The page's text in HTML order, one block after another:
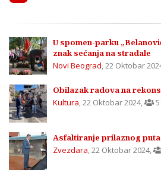
U spomen-parku
znak sećanja na stradale
Novi Beograd,22 Oktobar
Obilazak radova na
Kultura,22 Oktobar 2024,
Asfaltiranje prilaznog
Zvezdara,22 Oktobar 2024,